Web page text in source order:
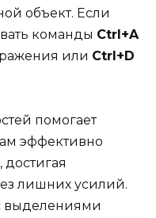
объект. Если
команды Ctrl+A
или Ctrl+D
помогает
эффективно
лишних усилий.
выделениями